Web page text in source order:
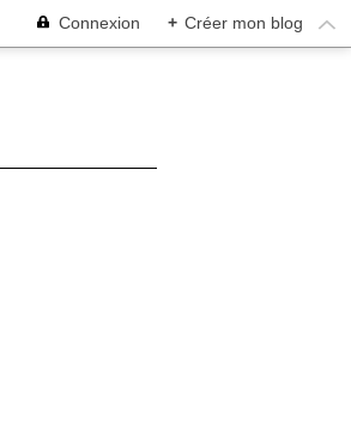
Connexion + Créer mon blog